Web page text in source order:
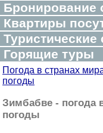
Бронирование
Квартиры
Туристические
Горящие туры
Погода в странах
погоды
Зимбабве - погода
погоды